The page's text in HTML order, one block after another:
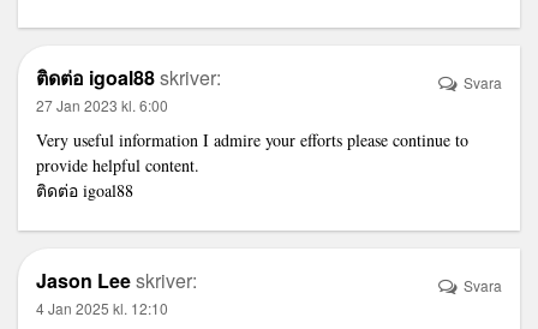
ติดต่อ igoal88skriver:
27 Jan 2023 kl. 6:00
Very useful information I admire your efforts please continue to
provide helpful content.
ติดต่อ igoal88
Svara
Jason Leeskriver:
4 Jan 2025 kl. 12:10
Svara